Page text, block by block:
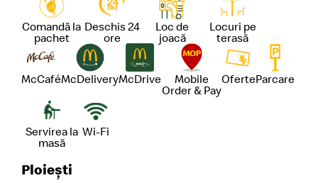
Comandă la
pachet
Deschis 24
ore
Loc de
joacă
Locuri pe
terasă
McCaféMcDeliveryMcDrive
Mobile
Order & Pay
OferteParcare
Servirea la
masă
Wi-Fi
Ploiești